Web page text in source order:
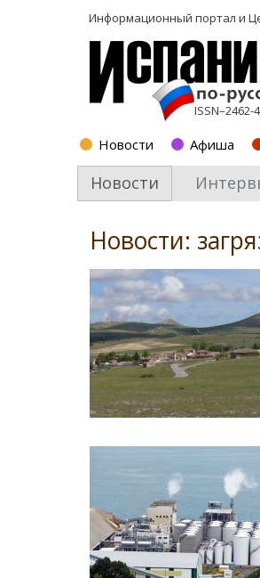
Информационный портал и
ISSN–2462-
Новости Афиша
Новости
Новости: